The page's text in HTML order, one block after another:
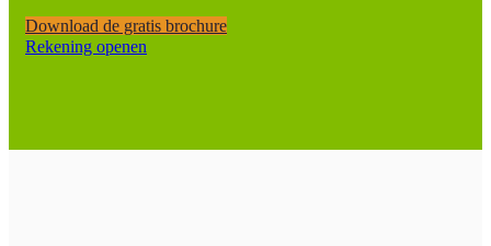
Download de gratis brochure
Rekening openen